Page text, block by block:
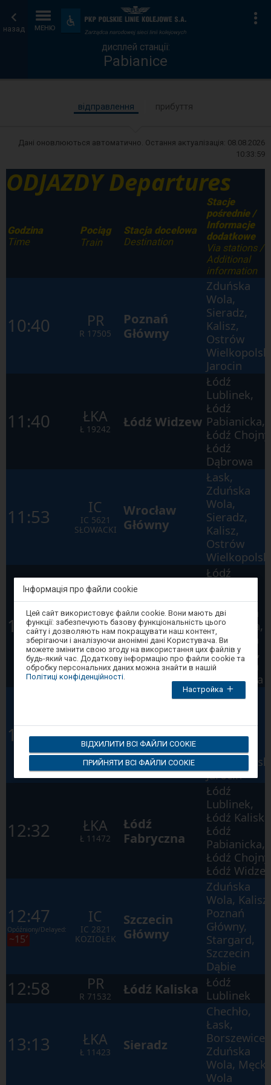
назад МЕНЮ
Пристосування
та
зручності
дисплей
станції
Головна
сторінка
дисплей станції:
Pabianice
відправлення прибуття
Дані оновлюються автоматично. Остання актуалізація: 08.08.2026
10:33:59
ODJAZDY Departures
Godzina
Time
Pociąg
Train
Stacja docelowa
Destination
Stacje
pośrednie /
Informacje
dodatkowe
Via stations /
Additional
information
10:40 PR
R 17505
Poznań
Główny
Zduńska
Wola,
Sieradz,
Kalisz,
Ostrów
Jarocin
11:40 ŁKA
Ł 19242 Łódź Widzew
Łódź
Lublinek,
Łódź
Pabianicka,
Łódź
Łódź
Dąbrowa
11:53 IC
IC 5621
SŁOWACKI
Wrocław
Główny
Łask,
Zduńska
Wola,
Sieradz,
Kalisz,
Ostrów
12:13 IC
IC6128
MICKIEWICZ
Białystok
Łódź
Koluszki,
Warszawa
Zachodnia,
Warszawa
Centralna,
Warszawa
Wschodnia
12:23 PR
R17507
Poznań
Główny
Zduńska
Kalisz,
Jarocin
12:32 ŁKA
Ł 11472
Łódź
Fabryczna
Łódź
Lublinek,
Łódź
Łódź
Pabianicka,
Łódź
Łódź
12:47
Opóźniony/Delayed:
~15′
IC
IC 2821
KOZIOŁEK
Szczecin
Główny
Zduńska
Wola, Kalisz,
Poznań
Główny,
Stargard,
Szczecin
Dąbie
12:58 PR
R 71532 Łódź Kaliska Łódź
Lublinek
13:13 ŁKA
Ł 11423 Sieradz
Chechło,
Łask,
Borszewice,
Zduńska
Wola,
Wola
Інформація про файли cookie
Увага,
ви
перебуваєте
модальному
вікні.
Щоб
закрити
модальне
варіантів,
доступних
кінці
Натисніть
tab
елементах
у
Цей сайт використовує файли cookie. Вони мають дві
функції: забезпечують базову функціональність цього
сайту і дозволяють нам покращувати наш контент,
зберігаючи і аналізуючи анонімні дані Користувача. Ви
можете змінити свою згоду на використання цих файлів у
будь-який час. Додаткову інформацію про файли cookie та
обробку персональних даних можна знайти в нашій
Політиці конфіденційності.
Настройка
ВІДХИЛИТИ ВСІ ФАЙЛИ COOKIE
ПРИЙНЯТИ ВСІ ФАЙЛИ COOKIE